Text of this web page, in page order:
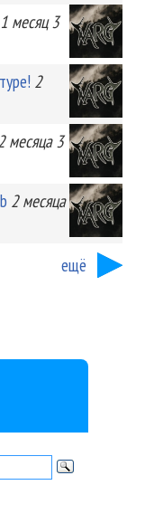
1 месяц 3
2
месяца 3
2 месяца
ещё